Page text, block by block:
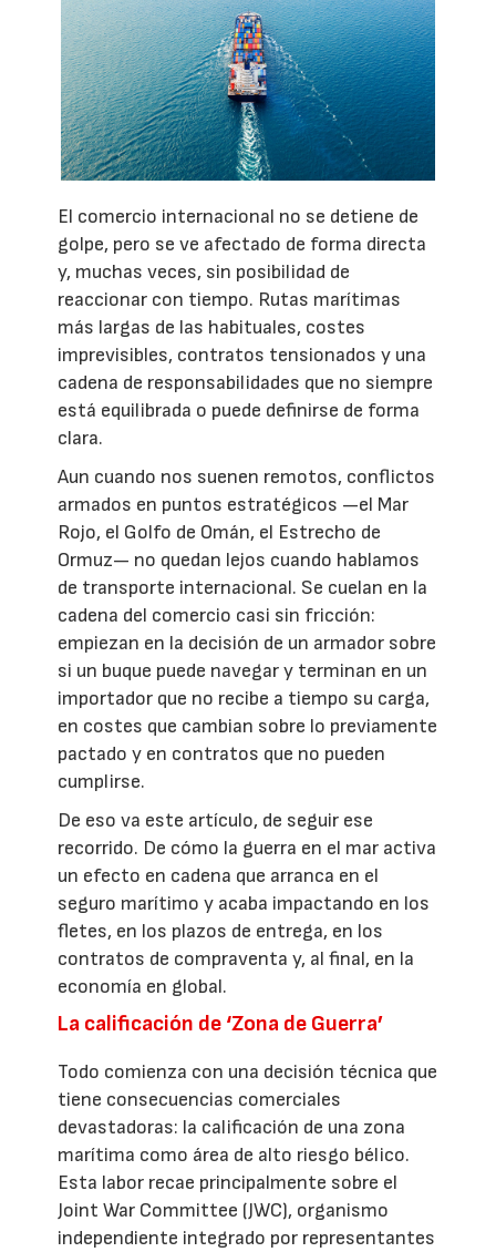
El comercio internacional no se detiene de
golpe, pero se ve afectado de forma directa
y, muchas veces, sin posibilidad de
reaccionar con tiempo. Rutas marítimas
más largas de las habituales, costes
imprevisibles, contratos tensionados y una
cadena de responsabilidades que no siempre
está equilibrada o puede definirse de forma
clara.
Aun cuando nos suenen remotos, conflictos
armados en puntos estratégicos —el Mar
Rojo, el Golfo de Omán, el Estrecho de
Ormuz— no quedan lejos cuando hablamos
de transporte internacional. Se cuelan en la
cadena del comercio casi sin fricción:
empiezan en la decisión de un armador sobre
si un buque puede navegar y terminan en un
importador que no recibe a tiempo su carga,
en costes que cambian sobre lo previamente
pactado y en contratos que no pueden
cumplirse.
De eso va este artículo, de seguir ese
recorrido. De cómo la guerra en el mar activa
un efecto en cadena que arranca en el
seguro marítimo y acaba impactando en los
fletes, en los plazos de entrega, en los
contratos de compraventa y, al final, en la
economía en global.
La calificación de ‘Zona de Guerra’
Todo comienza con una decisión técnica que
tiene consecuencias comerciales
devastadoras: la calificación de una zona
marítima como área de alto riesgo bélico.
Esta labor recae principalmente sobre el
Joint War Committee (JWC), organismo
independiente integrado por representantes